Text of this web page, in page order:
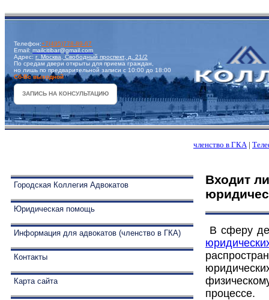
Телефон:+7(495)778-89-67
Email: mailcitibar@gmail.com
Адрес: г. Москва, Свободный проспект, д. 21/2
По средам двери открыты для приема граждан,
но лишь по предварительной записи с 10:00 до 18:00
Сб-Вс выходной
ЗАПИСЬ НА КОНСУЛЬТАЦИЮ
членство в ГКА|
Городская Коллегия Адвокатов
Юридическая помощь
Информация для адвокатов (членство в ГКА)
Контакты
Карта сайта
Входит
В сферу
процессе.